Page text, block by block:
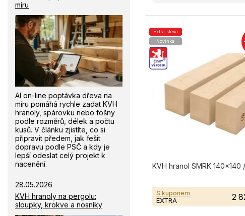
Extra sleva
Novinka
KVH hranol SMRK 140×140
S kuponem
EXTRA 2
míru
AI on-line poptávka dřeva na
míru pomáhá rychle zadat KVH
hranoly, spárovku nebo fošny
podle rozměrů, délek a počtu
kusů. V článku zjistíte, co si
připravit předem, jak řešit
dopravu podle PSČ a kdy je
lepší odeslat celý projekt k
nacenění.
28.05.2026
KVH hranoly na pergolu:
sloupky, krokve a nosníky